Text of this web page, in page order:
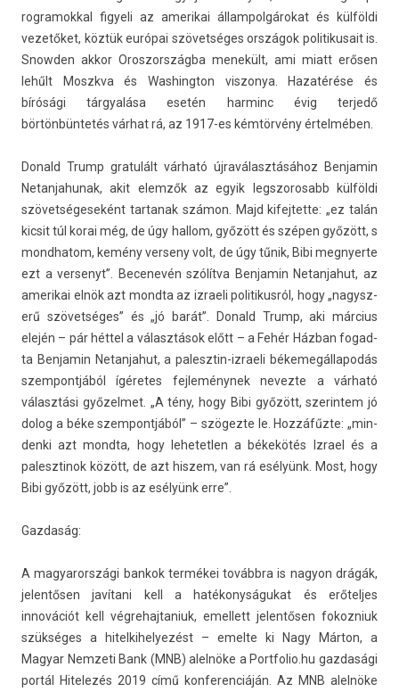
rogramokk­al figyeli az amerikai állam­polgárokat és külföldi
vezetőket, köztük európai szövetséges országok politikusait is.
Snowd­en akkor Oros­zország­ba menekült, ami miatt erősen
lehűlt Moszkva és Was­hington vis­zonya. Hazatérése és
bírósági tárgyalása esetén har­minc évig ter­jedő
börtönbüntetés várhat rá, az 1917-es kémtörvény értelmében.
Donald Trump gratulált várható újraválasztásához Be­njamin
Netan­jahunak, akit elemzők az egyik legszorosabb külföldi
szövetségeseként tar­tanak számon. Majd kifej­tette: „ez talán
kic­sit túl korai még, de úgy hal­lom, győzött és szépen győzött, s
mondhatom, kemény ver­seny volt, de úgy tűnik, Bibi meg­nyer­te
ezt a ver­senyt”. Be­cenevén szólítva Be­njamin Netan­jahut, az
amerikai elnök azt mondta az iz­raeli politikus­ról, hogy „nagysz­
erű szövetséges” és „jó barát”. Donald Trump, aki március
elején – pár héttel a választások előtt – a Fehér Házban fogad­
ta Be­njamin Netan­jahut, a palesztin-izraeli békemegál­lapodás
szem­pontjából ígéretes fej­leménynek nevez­te a várható
választási győzel­met. „A tény, hogy Bibi győzött, szerin­tem jó
dolog a béke szem­pontjából” – szögezte le. Hozzáfűzte: „min­
denki azt mondta, hogy lehetetl­en a békekötés Iz­rael és a
palesztinok között, de azt his­zem, van rá esélyünk. Most, hogy
Bibi győzött, jobb is az esélyünk erre”.
Gaz­daság:
A magyarországi ban­kok termékei továbbra is nagyon drágák,
jelen­tős­en javítani kell a hatékonyságukat és erőtel­jes
innovációt kell vég­rehaj­taniuk, em­el­lett jelen­tős­en fokoz­niuk
szükséges a hitel­kihelyezést – em­el­te ki Nagy Márton, a
Magyar Nem­zeti Bank (MNB) alelnöke a Portfolio.­hu gaz­dasági
portál Hitelezés 2019 című kon­feren­ciáján. Az MNB alelnöke